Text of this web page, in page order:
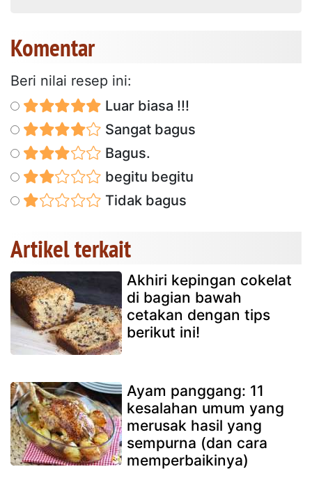
Komentar
Beri nilai resep ini:
Luar biasa !!!
Sangat bagus
Bagus.
begitu begitu
Tidak bagus
Artikel terkait
Akhiri kepingan cokelat
di bagian bawah
cetakan dengan tips
berikut ini!
Ayam panggang: 11
kesalahan umum yang
merusak hasil yang
sempurna (dan cara
memperbaikinya)